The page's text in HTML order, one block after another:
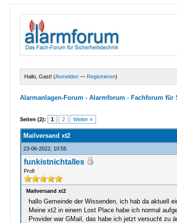
Hallo, Gast! (Anmelden — Registrieren)
Alarmanlagen-Forum - Alarmforum - Fachforum für
Seiten (2): 1 2 Weiter »
0 Bewertungen - 0 im Durchschnitt
1
2
3
4
5
Mailversand xt2
23-06-2022, 10:55
funkistnichtalles
Profi
Mailversand xt2
hallo Gemeinde der Wissenden, ich hab da aktuell
Meine xt2 in einem Lost Place habe ich normal
Provider war GMail, das habe ich jetzt versucht zu